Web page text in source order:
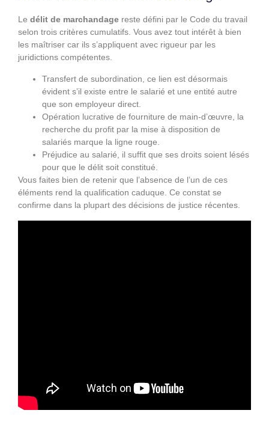
Le délit de marchandage reste défini par le Code du travail
selon trois critères cumulatifs. Vous avez tout intérêt à bien
les maîtriser car ils s’appliquent avec rigueur par les
juridictions compétentes.
Transfert de subordination, ce lien est désormais
évident s’il existe entre le salarié et une entité autre
que son employeur direct.
Opération lucrative de fourniture de main-d’œuvre, la
recherche du profit par la mise à disposition de
salariés marque la ligne rouge.
Préjudice au salarié, il suffit que ses droits soient lésés
pour que le délit soit constitué.
Vous faites bien de retenir que l’absence de l’un de ces
éléments rend la qualification caduque. Ce constat se
confirme dans la plupart des décisions de justice récentes.